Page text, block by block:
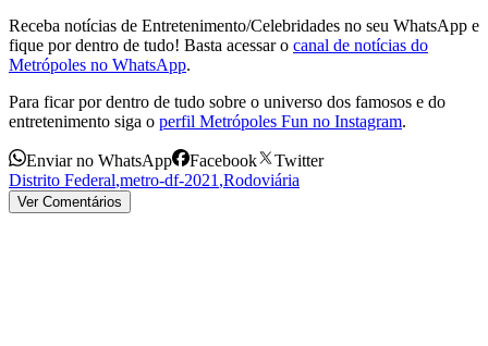
Receba notícias de Entretenimento/Celebridades no seu WhatsApp e
fique por dentro de tudo! Basta acessar o canal de notícias do
Metrópoles no WhatsApp.
Para ficar por dentro de tudo sobre o universo dos famosos e do
entretenimento siga o perfil Metrópoles Fun no Instagram.
Enviar no WhatsApp Facebook
Twitter
Distrito Federal,metro-df-2021,Rodoviária
Ver Comentários